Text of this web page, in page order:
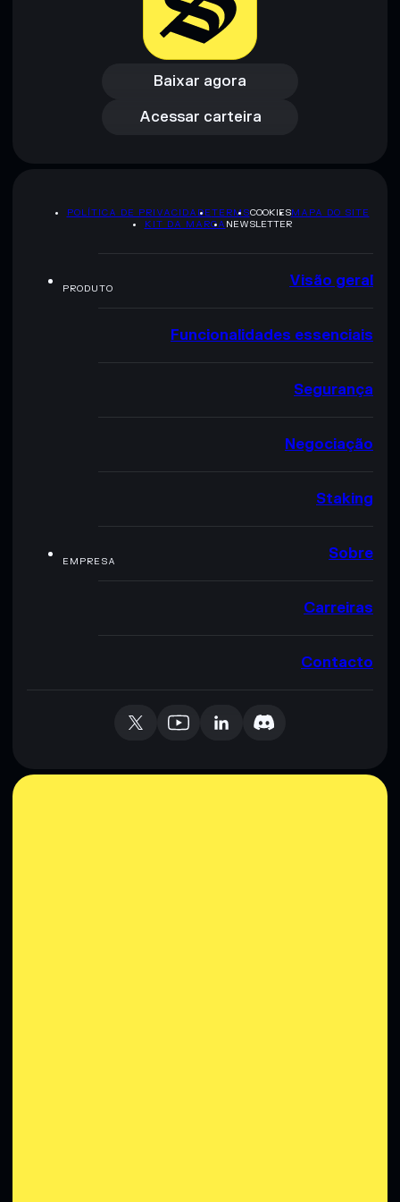
pesquisa. Dados fornecidos pelo rugcheck.xyz.
Baixar agora
Baixar agora
Acessar carteira
Acessar carteira
POLÍTICA DE PRIVACIDADETERMSCOOKIESMAPA DO SITE
KIT DA MARCA NEWSLETTER
PRODUTO Visão geral
Funcionalidades essenciais
Segurança
Negociação
Staking
EMPRESA Sobre
Carreiras
Contacto